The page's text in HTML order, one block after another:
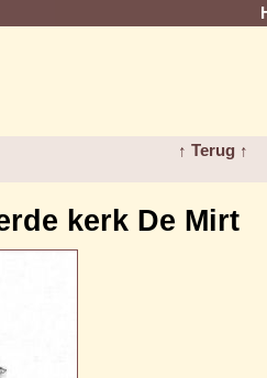
↑ Terug ↑
kerk De Mirt